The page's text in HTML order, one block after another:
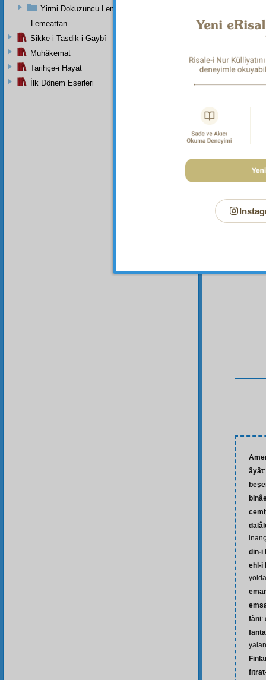
âyât
din-i
ehl-i
fâni:
Yirmi Dokuzuncu Lem'a İkinci Bab
Lemeattan
Sikke-i Tasdik-i Gaybî
Muhâkemat
Tarihçe-i Hayat
İlk Dönem Eserleri